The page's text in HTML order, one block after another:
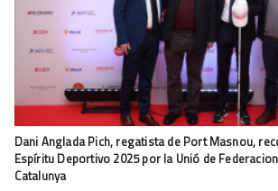
Dani Anglada Pich, regatista de Port Masnou,
Espíritu Deportivo 2025 por la Unió de
Catalunya